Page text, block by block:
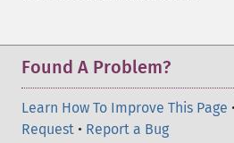
Found A Problem?
Learn How To Improve This Page •
Request • Report a Bug